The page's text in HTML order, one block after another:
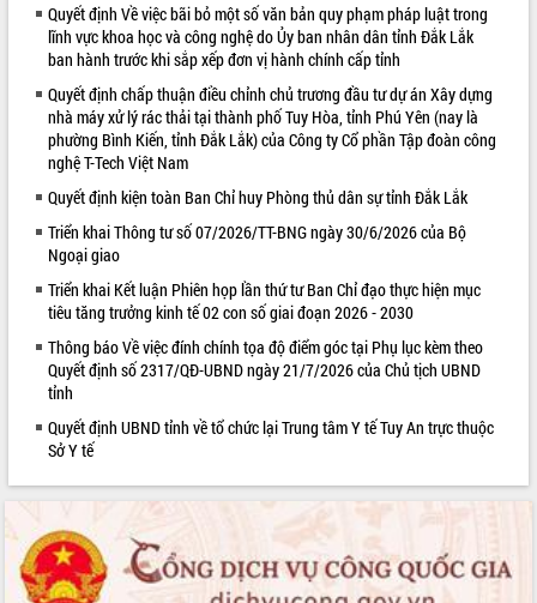
Không có file video nào để phát.
ALBUM ẢNH
LIÊN KẾT WEB
Quyết định Về việc bãi bỏ một số văn bản quy phạm pháp luật trong
lĩnh vực khoa học và công nghệ do Ủy ban nhân dân tỉnh Đắk Lắk
ban hành trước khi sắp xếp đơn vị hành chính cấp tỉnh
Quyết định chấp thuận điều chỉnh chủ trương đầu tư dự án Xây dựng
nhà máy xử lý rác thải tại thành phố Tuy Hòa, tỉnh Phú Yên (nay là
phường Bình Kiến, tỉnh Đắk Lắk) của Công ty Cổ phần Tập đoàn công
nghệ T-Tech Việt Nam
Quyết định kiện toàn Ban Chỉ huy Phòng thủ dân sự tỉnh Đắk Lắk
Triển khai Thông tư số 07/2026/TT-BNG ngày 30/6/2026 của Bộ
Ngoại giao
Triển khai Kết luận Phiên họp lần thứ tư Ban Chỉ đạo thực hiện mục
tiêu tăng trưởng kinh tế 02 con số giai đoạn 2026 - 2030
Thông báo Về việc đính chính tọa độ điểm góc tại Phụ lục kèm theo
Quyết định số 2317/QĐ-UBND ngày 21/7/2026 của Chủ tịch UBND
tỉnh
Quyết định UBND tỉnh về tổ chức lại Trung tâm Y tế Tuy An trực thuộc
Sở Y tế